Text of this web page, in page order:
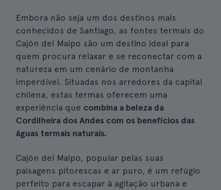
Embora não seja um dos destinos mais
conhecidos de Santiago, as fontes termais do
Cajón del Maipo são um destino ideal para
quem procura relaxar e se reconectar com a
natureza em um cenário de montanha
imperdível. Situadas nos arredores da capital
chilena, estas termas oferecem uma
experiência que combina a beleza da
Cordilheira dos Andes com os benefícios das
águas termais naturais.
Cajón del Maipo, popular pelas suas
paisagens pitorescas e ar puro, é um refúgio
perfeito para escapar à agitação urbana e